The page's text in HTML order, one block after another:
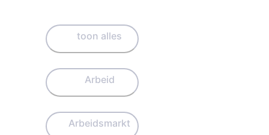
toon alles
Arbeid
Arbeidsmarkt